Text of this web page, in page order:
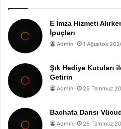
E İmza Hizmeti
İpuçları
Admin 1 Ağustos
Şık Hediye Kutuları
Getirin
Admin 25 Temmuz
Bachata Dansı
Admin 25 Temmuz